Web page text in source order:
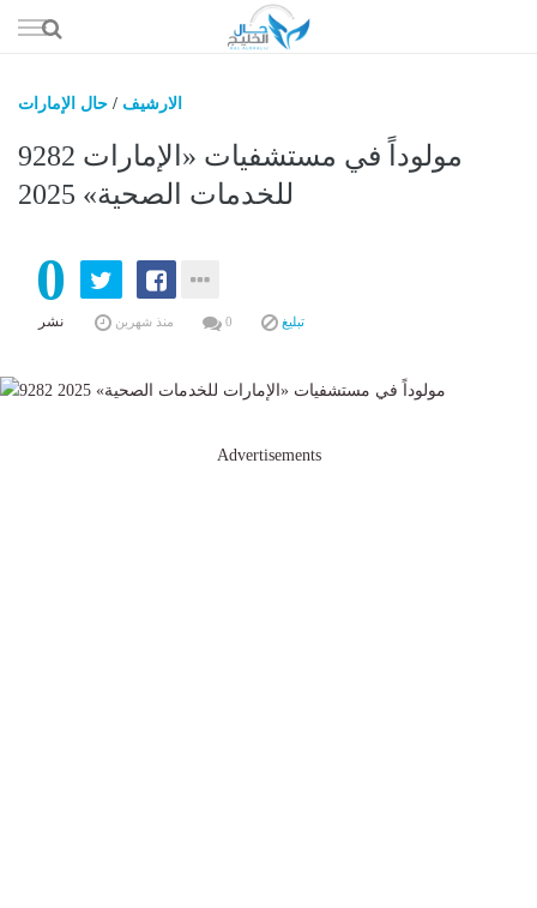
الى
الارشيف / حال الإمارات
9282 مولوداً في مستشفيات «الإمارات
للخدمات الصحية» 2025
0
نشر منذ شهرين 0 تبليغ
Advertisements
حال
حال
حال الثقافة والفن